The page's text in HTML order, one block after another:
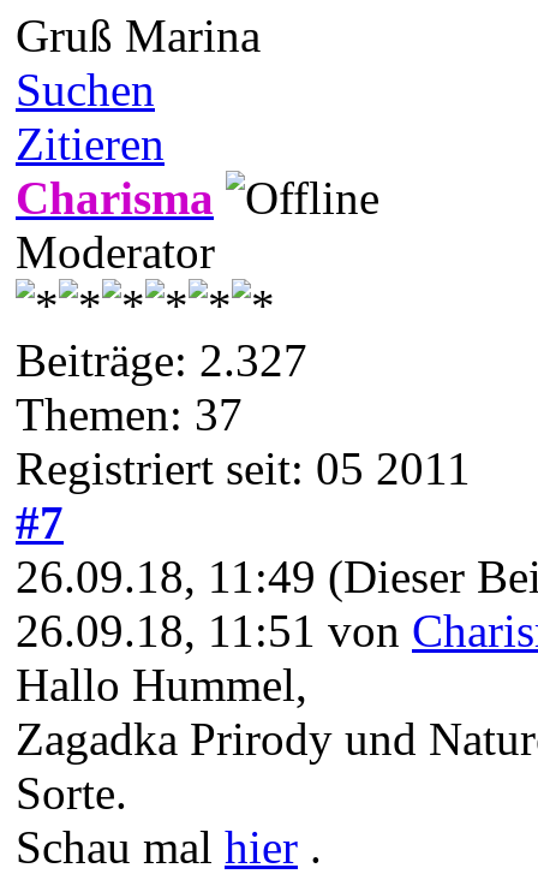
Gruß Marina
Suchen
Zitieren
Charisma
Moderator
Beiträge: 2.327
Themen: 37
Registriert seit: 05 2011
#7
26.09.18, 11:49 (Dieser
26.09.18, 11:51 von
Hallo Hummel,
Zagadka Prirody und
Sorte.
Schau mal hier .